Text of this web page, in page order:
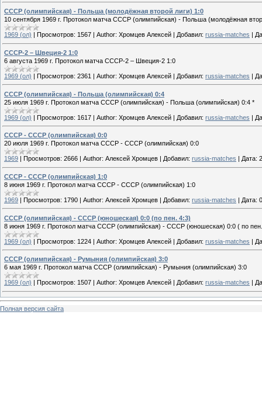
СССР (олимпийская) - Польша (молодёжная второй лиги) 1:0
10 сентября 1969 г. Протокол матча СССР (олимпийская) - Польша (молодёжная
1969 (ол) Просмотров: 1567 Author: Хромцев Алексей Добавил: russia-matches
СССР-2 – Швеция-2 1:0
6 августа 1969 г. Протокол матча СССР-2 – Швеция-2 1:0
1969 (ол) | Просмотров: 2361 | Author: Хромцев Алексей | Добавил: russia-matches |
СССР (олимпийская) - Польша (олимпийская) 0:4
25 июля 1969 г. Протокол матча СССР (олимпийская) - Польша (олимпийская) 0:4 *
1969 (ол) | Просмотров: 1617 | Author: Хромцев Алексей | Добавил: russia-matches |
СССР - СССР (олимпийская) 0:0
20 июля 1969 г. Протокол матча СССР - СССР (олимпийская) 0:0
1969 Просмотров: 2666 Author: Алексей Хромцев Добавил: russia-matches Дата:
СССР - СССР (олимпийская) 1:0
8 июня 1969 г. Протокол матча СССР - СССР (олимпийская) 1:0
1969 | Просмотров: 1790 | Author: Алексей Хромцев | Добавил: russia-matches | Дата:
СССР (олимпийская) - СССР (юношеская) 0:0 (по пен. 4:3)
8 июня 1969 г. Протокол матча СССР (олимпийская) - СССР (юношеская) 0:0 ( по
1969 (ол) | Просмотров: 1224 | Author: Хромцев Алексей | Добавил: russia-matches |
СССР (олимпийская) - Румыния (олимпийская) 3:0
6 мая 1969 г. Протокол матча СССР (олимпийская) - Румыния (олимпийская) 3:0
1969 (ол) Просмотров: 1507 Author: Хромцев Алексей Добавил: russia-matches
Полная версия сайта